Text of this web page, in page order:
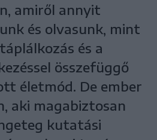
amiről annyit
és olvasunk, mint
és a
összefüggő
életmód. De ember
aki magabiztosan
kutatási